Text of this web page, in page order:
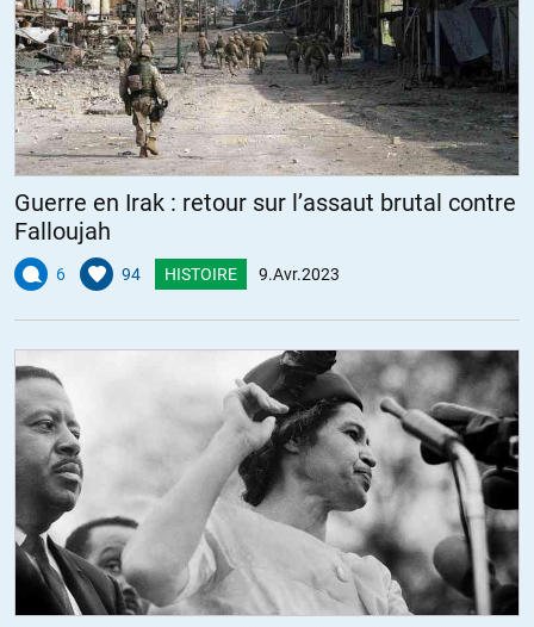
Guerre en Irak : retour sur l’assaut brutal contre
Falloujah
6 94 HISTOIRE 9.Avr.2023